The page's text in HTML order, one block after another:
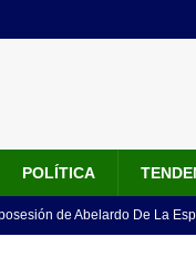
POLÍTICA
de Abelardo De La